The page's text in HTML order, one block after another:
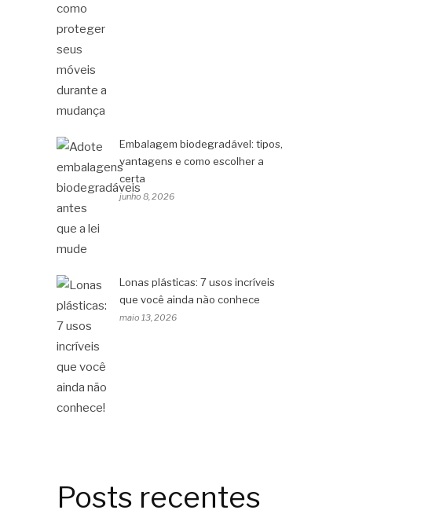
Embalagem biodegradável: tipos,
vantagens e como escolher a
certa
junho 8, 2026
Lonas plásticas: 7 usos incríveis
que você ainda não conhece
maio 13, 2026
Posts recentes